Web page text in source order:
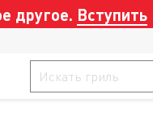
другое. Вступить